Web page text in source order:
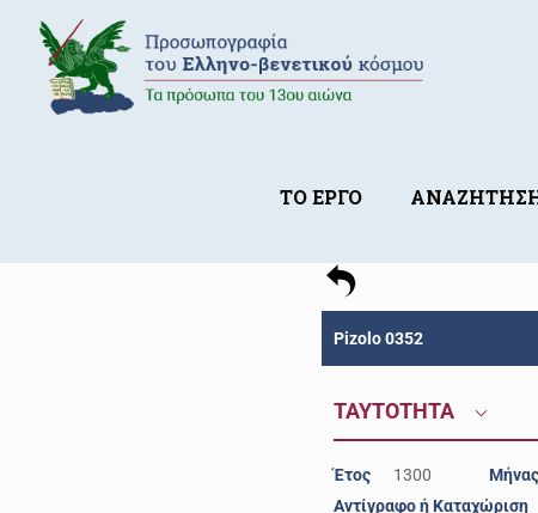
ΤΟ ΕΡΓΟ
Pizolo 0352
ΤΑΥΤΟΤΗΤΑ
Έτος 1300 Μήνας
Αντίγραφο ή Καταχώριση